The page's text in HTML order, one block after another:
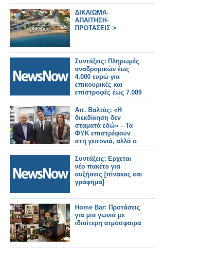
ΔΙΚΑΙΩΜΑ-
ΑΠΑΙΤΗΣΗ-
ΠΡΟΤΑΣΕΙΣ >
Συντάξεις: Πληρωμές
αναδρομικών έως
4.000 ευρώ για
επικουρικές και
επιστροφές έως 7.089
ευρώ για χηρείας - Οι
δικαιούχοι ανά
κατηγορία.
Απ. Βαλτάς: «Η
διεκδίκηση δεν
σταματά εδώ» – Τα
ΦΥΚ επιστρέφουν
στη γειτονιά, αλλά ο
κλάδος συνεχίζει με
προτάσεις και
αιτήματα (video)
Συντάξεις: Ερχεται
νέο πακέτο για
αυξήσεις [πίνακας και
γράφημα]
Home Bar: Προτάσεις
για μια γωνιά με
ιδιαίτερη ατμόσφαιρα